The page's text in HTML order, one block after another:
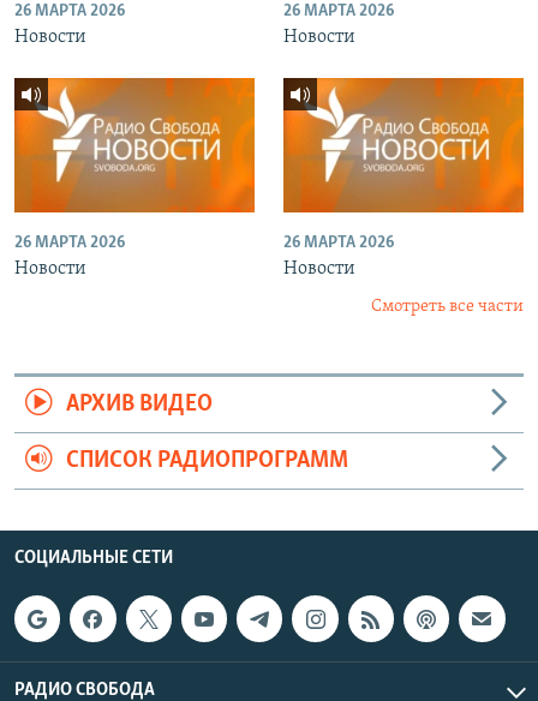
26 МАРТА 2026
Новости
26 МАРТА 2026
Новости
26 МАРТА 2026
Новости
26 МАРТА 2026
Новости
Смотреть все части
АРХИВ ВИДЕО
СПИСОК РАДИОПРОГРАММ
СОЦИАЛЬНЫЕ СЕТИ
РАДИО СВОБОДА